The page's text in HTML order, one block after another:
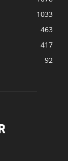
1033
463
417
92